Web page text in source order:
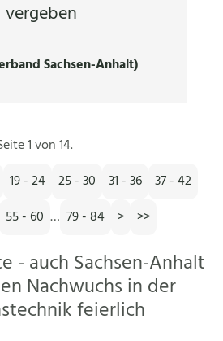
vergeben
Sachsen-Anhalt)
1 von 14.
19 - 24 25 - 30 31 - 36
37 - 42
55 - 60 … 79 - 84 > >>
- auch Sachsen-Anhalt
Nachwuchs in der
feierlich